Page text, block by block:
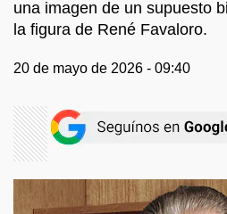
una imagen de un supuesto
la figura de René Favaloro.
20 de mayo de 2026 - 09:40